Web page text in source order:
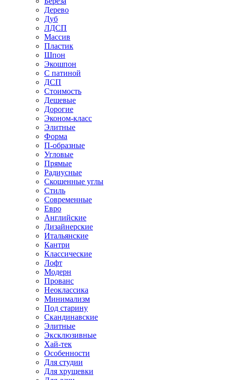
Дерево
Дуб
ЛДСП
Массив
Пластик
Шпон
Экошпон
С патиной
ДСП
Стоимость
Дешевые
Дорогие
Эконом-класс
Элитные
Форма
П-образные
Угловые
Прямые
Радиусные
Скошенные углы
Стиль
Современные
Евро
Английские
Дизайнерские
Итальянские
Кантри
Классические
Лофт
Модерн
Прованс
Неоклассика
Минимализм
Под старину
Скандинавские
Элитные
Эксклюзивные
Хай-тек
Особенности
Для студии
Для хрущевки